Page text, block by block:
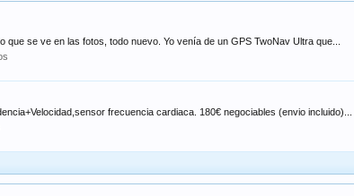
se ve en las fotos, todo nuevo. Yo venía de un GPS TwoNav Ultra que...
frecuencia cardiaca. 180€ negociables (envio incluido)...